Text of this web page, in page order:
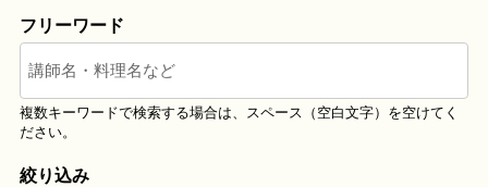
フリーワード
講師名・料理名など
絞り込み